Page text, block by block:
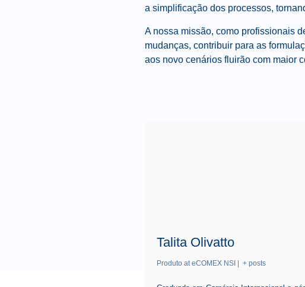
a simplificação dos processos,
A nossa missão, como profissionais
mudanças, contribuir para as
aos novo cenários fluirão com maior
Talita Olivatto
Produto at eCOMEX NSI + posts